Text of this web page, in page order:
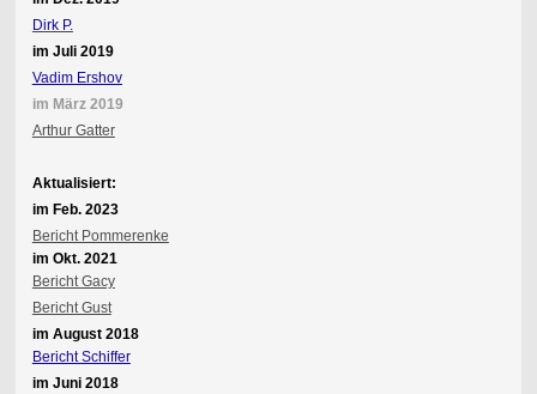
Dirk P.
im Juli 2019
Vadim Ershov
im März 2019
Arthur Gatter
Aktualisiert:
im Feb. 2023
Bericht Pommerenke
im Okt. 2021
Bericht Gacy
Bericht Gust
im August 2018
Bericht Schiffer
im Juni 2018